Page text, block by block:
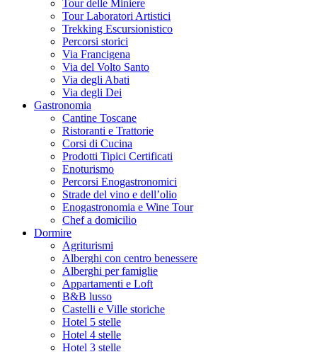
Tour delle Miniere
Tour Laboratori Artistici
Trekking Escursionistico
Percorsi storici
Via Francigena
Via del Volto Santo
Via degli Abati
Via degli Dei
Gastronomia
Cantine Toscane
Ristoranti e Trattorie
Corsi di Cucina
Prodotti Tipici Certificati
Enoturismo
Percorsi Enogastronomici
Strade del vino e dell’olio
Enogastronomia e Wine Tour
Chef a domicilio
Dormire
Agriturismi
Alberghi con centro benessere
Alberghi per famiglie
Appartamenti e Loft
B&B lusso
Castelli e Ville storiche
Hotel 5 stelle
Hotel 4 stelle
Hotel 3 stelle